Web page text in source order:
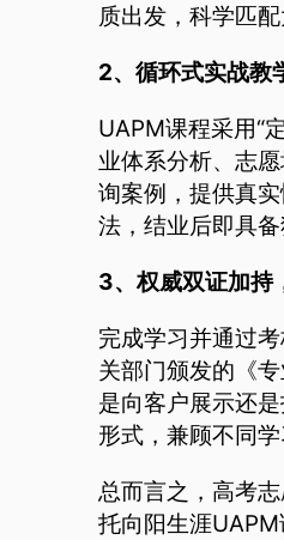
质出发，科学匹
2、循环式实战教
UAPM课程采用“
业体系分析、志
询案例，提供真
法，结业后即具备
3、权威双证加持
完成学习并通过
关部门颁发的《
是向客户展示还
形式，兼顾不同学
总而言之，高考
托向阳生涯